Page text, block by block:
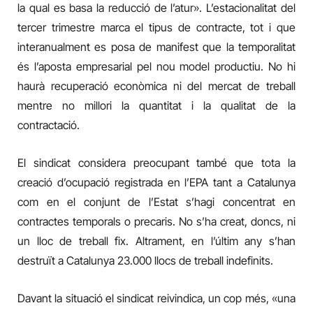
la qual es basa la reducció de l’atur». L’estacionalitat del
tercer trimestre marca el tipus de contracte, tot i que
interanualment es posa de manifest que la temporalitat
és l’aposta empresarial pel nou model productiu. No hi
haurà recuperació econòmica ni del mercat de treball
mentre no millori la quantitat i la qualitat de la
contractació.
El sindicat considera preocupant també que tota la
creació d’ocupació registrada en l’EPA tant a Catalunya
com en el conjunt de l’Estat s’hagi concentrat en
contractes temporals o precaris. No s’ha creat, doncs, ni
un lloc de treball fix. Altrament, en l’últim any s’han
destruït a Catalunya 23.000 llocs de treball indefinits.
Davant la situació el sindicat reivindica, un cop més, «una